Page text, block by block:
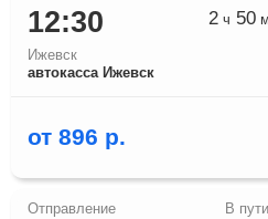
12:30
Ижевск
автокасса Ижевск
2 ч 50
от 896 р.